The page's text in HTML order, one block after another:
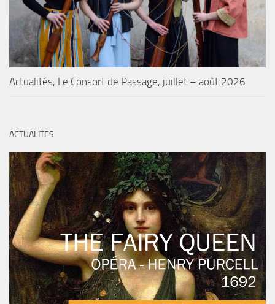
Actualités, Le Consort de Passage, juillet – août 2026
ACTUALITES